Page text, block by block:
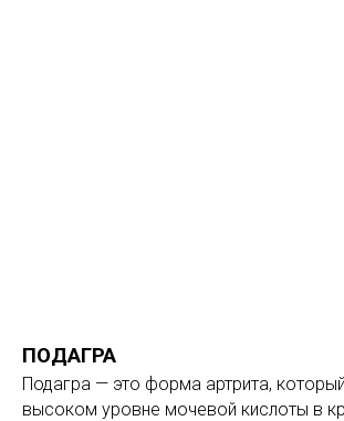
ПОДАГРА
Подагра — это форма артрита,
высоком уровне мочевой кислоты в